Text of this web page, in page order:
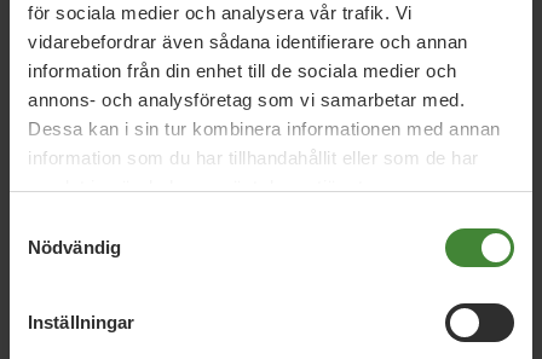
för sociala medier och analysera vår trafik. Vi
vidarebefordrar även sådana identifierare och annan
information från din enhet till de sociala medier och
annons- och analysföretag som vi samarbetar med.
Dessa kan i sin tur kombinera informationen med annan
information som du har tillhandahållit eller som de har
samlat in när du har använt deras tjänster.
Nödvändig
Inställningar
Dela denna sida och hjälp oss
attsprida vårt budskap